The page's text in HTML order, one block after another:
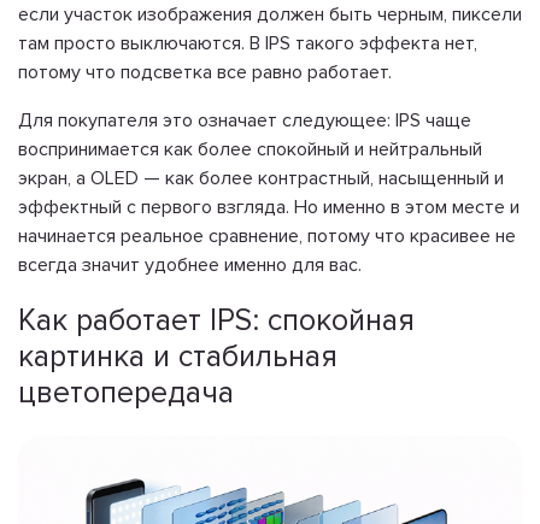
если участок изображения должен быть черным, пиксели
там просто выключаются. В IPS такого эффекта нет,
потому что подсветка все равно работает.
Для покупателя это означает следующее: IPS чаще
воспринимается как более спокойный и нейтральный
экран, а OLED — как более контрастный, насыщенный и
эффектный с первого взгляда. Но именно в этом месте и
начинается реальное сравнение, потому что красивее не
всегда значит удобнее именно для вас.
Как работает IPS: спокойная
картинка и стабильная
цветопередача